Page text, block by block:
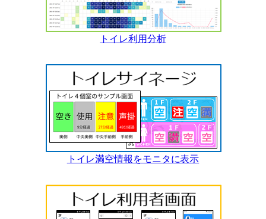
トイレ利用分析
トイレ満空情報をモニタに表示